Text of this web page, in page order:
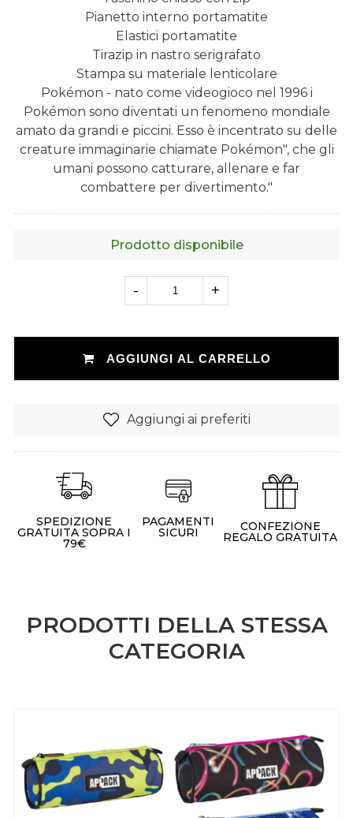
Pianetto interno portamatite
Elastici portamatite
Tirazip in nastro serigrafato
Stampa su materiale lenticolare
Pokémon - nato come videogioco nel 1996 i
Pokémon sono diventati un fenomeno mondiale
amato da grandi e piccini. Esso è incentrato su delle
creature immaginarie chiamate Pokémon", che gli
umani possono catturare, allenare e far
combattere per divertimento."
Prodotto disponibile
- +
AGGIUNGI AL CARRELLO
Aggiungi ai preferiti
SPEDIZIONE
GRATUITA SOPRA I
79€
PAGAMENTI
SICURI CONFEZIONE
REGALO GRATUITA
PRODOTTI DELLA STESSA
CATEGORIA